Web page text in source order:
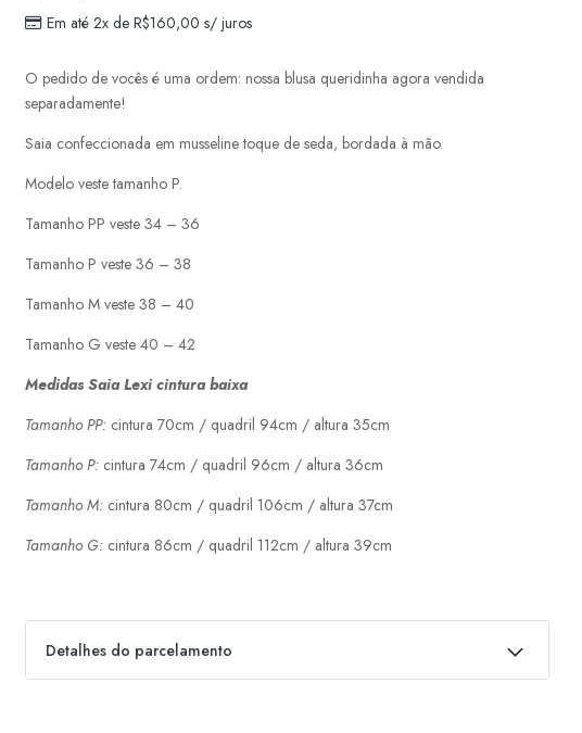
Em até 2x de R$160,00 s/ juros
O pedido de vocês é uma ordem: nossa blusa queridinha agora vendida
separadamente!
Saia confeccionada em musseline toque de seda, bordada à mão.
Modelo veste tamanho P.
Tamanho PP veste 34 – 36
Tamanho P veste 36 – 38
Tamanho M veste 38 – 40
Tamanho G veste 40 – 42
Medidas Saia Lexi cintura baixa
Tamanho PP: cintura 70cm / quadril 94cm / altura 35cm
Tamanho P: cintura 74cm / quadril 96cm / altura 36cm
Tamanho M: cintura 80cm / quadril 106cm / altura 37cm
Tamanho G: cintura 86cm / quadril 112cm / altura 39cm
Detalhes do parcelamento